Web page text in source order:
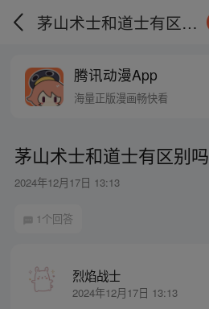
茅山术士和道士有区别吗
腾讯动漫App
海量正版漫画畅快看
茅山术士和道士有区别吗
2024年12月17日 13:13
1个回答
烈焰战士
2024年12月17日 13:13